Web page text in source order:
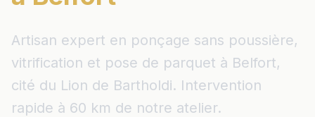
Artisan expert en ponçage sans poussière,
vitrification et pose de parquet à Belfort,
cité du Lion de Bartholdi. Intervention
rapide à 60 km de notre atelier.